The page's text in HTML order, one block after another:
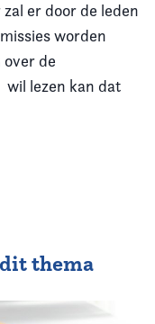
er door de leden
worden
over de
wil lezen kan dat
thema